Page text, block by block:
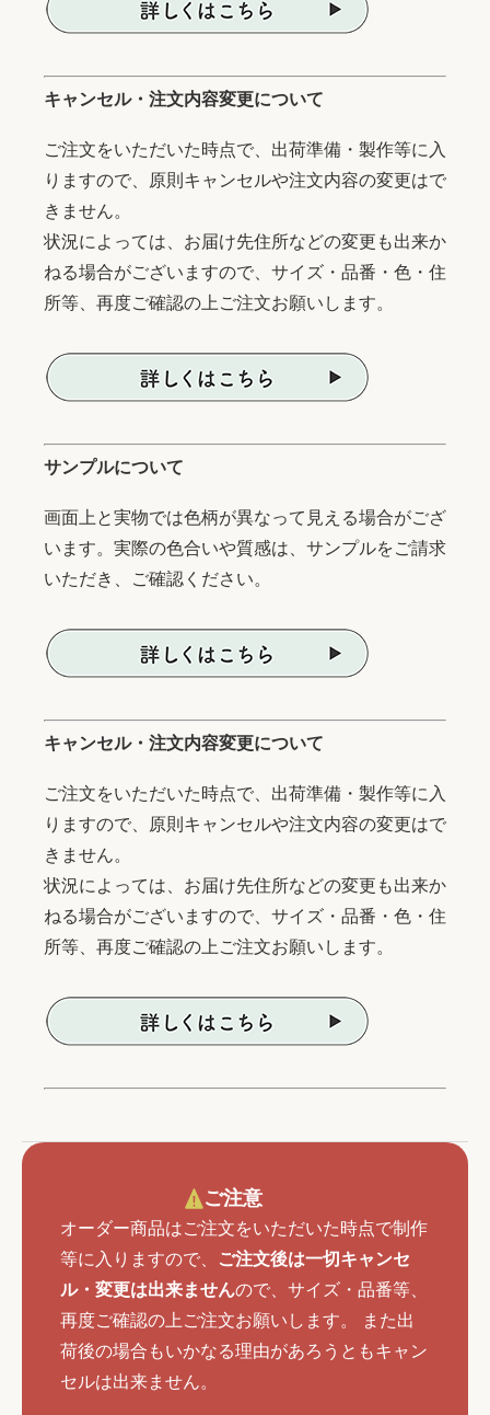
キャンセル・注文内容変更について
ご注文をいただいた時点で、出荷準備・製作等に入
りますので、原則キャンセルや注文内容の変更はで
きません。
状況によっては、お届け先住所などの変更も出来か
ねる場合がございますので、サイズ・品番・色・住
所等、再度ご確認の上ご注文お願いします。
サンプルについて
画面上と実物では色柄が異なって見える場合がござ
います。実際の色合いや質感は、サンプルをご請求
いただき、ご確認ください。
キャンセル・注文内容変更について
ご注文をいただいた時点で、出荷準備・製作等に入
りますので、原則キャンセルや注文内容の変更はで
きません。
状況によっては、お届け先住所などの変更も出来か
ねる場合がございますので、サイズ・品番・色・住
所等、再度ご確認の上ご注文お願いします。
ご注意
オーダー商品はご注文をいただいた時点で制作
等に入りますので、
ご注文後は一切キャンセ
ル・変更は出来ませんので、サイズ・品番等、
再度ご確認の上ご注文お願いします。 また出
荷後の場合もいかなる理由があろうともキャン
セルは出来ません。